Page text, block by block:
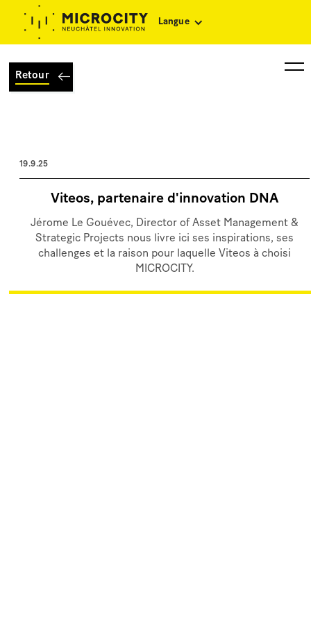
Langue
Retour
19.9.25
Viteos, partenaire d'innovation DNA
Jérome Le Gouévec, Director of Asset Management &
Strategic Projects nous livre ici ses inspirations, ses
challenges et la raison pour laquelle Viteos à choisi
MICROCITY.